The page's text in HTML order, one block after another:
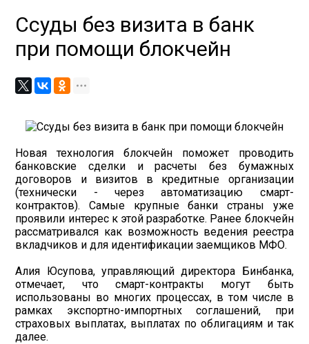
Ссуды без визита в банк
при помощи блокчейн
Новая технология блокчейн поможет проводить
банковские сделки и расчеты без бумажных
договоров и визитов в кредитные организации
(технически - через автоматизацию смарт-
контрактов). Самые крупные банки страны уже
проявили интерес к этой разработке. Ранее блокчейн
рассматривался как возможность ведения реестра
вкладчиков и для идентификации заемщиков МФО.
Алия Юсупова, управляющий директора Бинбанка,
отмечает, что смарт-контракты могут быть
использованы во многих процессах, в том числе в
рамках экспортно-импортных соглашений, при
страховых выплатах, выплатах по облигациям и так
далее.